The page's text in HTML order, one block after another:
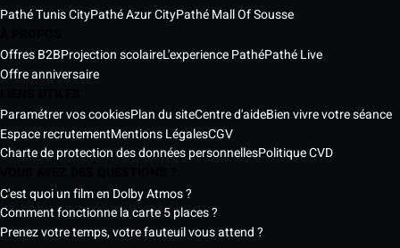
Pathé Tunis CityPathé Azur CityPathé Mall Of Sousse
Offres B2BProjection scolaireL'experience PathéPathé Live
Offre anniversaire
Paramétrer vos cookiesPlan du siteCentre d'aideBien vivre votre séance
Espace recrutementMentions LégalesCGV
Charte de protection des données personnellesPolitique CVD
C'est quoi un film en Dolby Atmos ?
Comment fonctionne la carte 5 places ?
Prenez votre temps, votre fauteuil vous attend ?